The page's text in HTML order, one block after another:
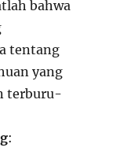
bahwa
tentang
yang
terburu-
: